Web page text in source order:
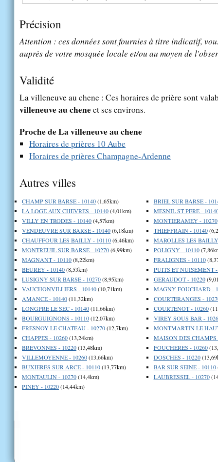
Précision
Attention : ces données sont fournies à titre indicatif,
auprès de votre mosquée locale et/ou au moyen de
Validité
La villeneuve au chene : Ces horaires de prière sont
villeneuve au cheneet ses environs.
Proche de La villeneuve au chene
Horaires de prières 10 Aube
Horaires de prières Champagne-Ardenne
Autres villes
CHAMP SUR BARSE - 10140(1,65km)
LA LOGE AUX CHEVRES - 10140(4,01km)
VILLY EN TRODES - 10140(4,57km)
VENDEUVRE SUR BARSE - 10140(6,18km)
CHAUFFOUR LES BAILLY - 10110(6,46km)
MONTREUIL SUR BARSE - 10270(6,99km)
MAGNANT - 10110(8,22km)
BEUREY - 10140(8,53km)
LUSIGNY SUR BARSE - 10270(8,95km)
VAUCHONVILLIERS - 10140(10,71km)
AMANCE - 10140(11,32km)
LONGPRE LE SEC - 10140(11,66km)
BOURGUIGNONS - 10110(12,07km)
FRESNOY LE CHATEAU - 10270(12,7km)
CHAPPES - 10260(13,24km)
BREVONNES - 10220(13,48km)
VILLEMOYENNE - 10260(13,66km)
BUXIERES SUR ARCE - 10110(13,77km)
MONTAULIN - 10270(14,4km)
PINEY - 10220(14,44km)
BRIEL SUR BARSE -
MESNIL ST PERE -
MONTIERAMEY - 10270
THIEFFRAIN - 10140
MAROLLES LES
POLIGNY - 10110
FRALIGNES - 10110
PUITS ET NUISEMENT -
GERAUDOT - 10220
MAGNY FOUCHARD -
COURTERANGES -
COURTENOT - 10260
VIREY SOUS BAR -
MONTMARTIN LE
MAISON DES CHAMPS
FOUCHERES - 10260
DOSCHES - 10220
BAR SUR SEINE - 10110
LAUBRESSEL - 10270